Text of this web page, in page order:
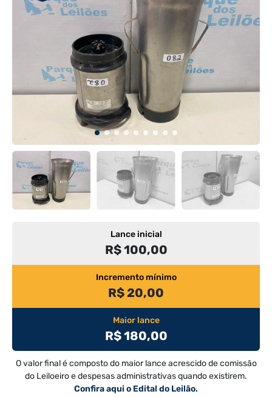
Lance inicial
R$ 100,00
Incremento mínimo
R$ 20,00
Maior lance
R$ 180,00
O valor final é composto do maior lance acrescido de comissão
do Leiloeiro e despesas administrativas quando existirem.
Confira aqui o Edital do Leilão.